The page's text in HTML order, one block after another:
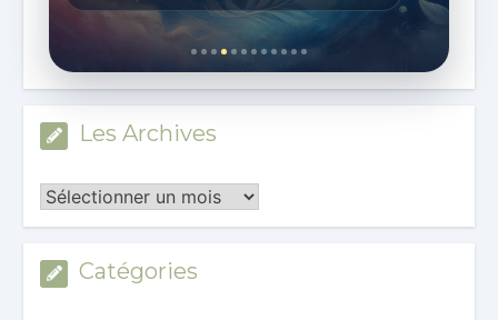
Les Archives
Les
Archives
Catégories